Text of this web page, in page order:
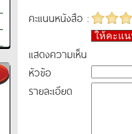
คะแนนหนังสือ :
ให้คะแ
แสดงความเห็น
หัวข้อ
รายละเอียด